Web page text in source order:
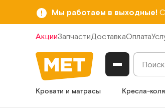
Мы работаем в выходные!
АкцииЗапчастиДоставкаОплата
Кровати и матрасы Кресла-